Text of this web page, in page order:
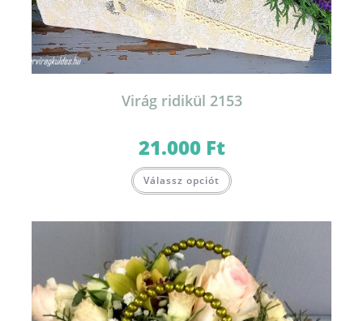
Virág ridikül 2153
21.000 Ft
Válassz opciót